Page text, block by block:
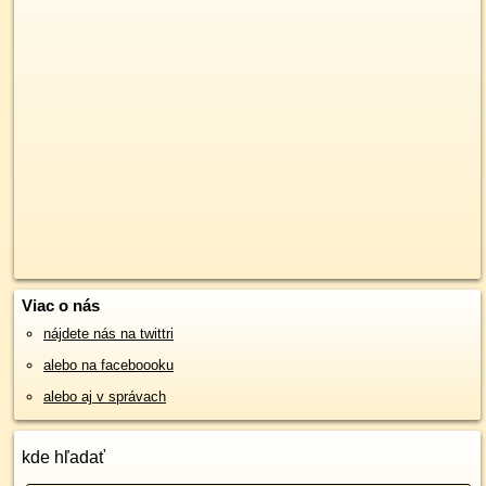
Viac o nás
nájdete nás na twittri
alebo na faceboooku
alebo aj v správach
kde hľadať